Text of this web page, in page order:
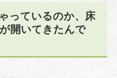
っているのか、床
開いてきたんで